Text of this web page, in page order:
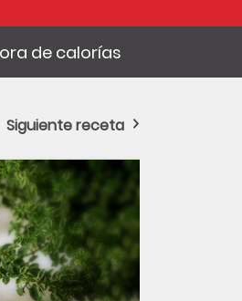
de calorías
Siguiente receta